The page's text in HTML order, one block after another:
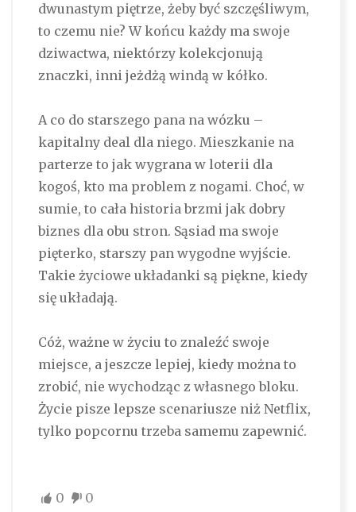
dwunastym piętrze, żeby być szczęśliwym,
to czemu nie? W końcu każdy ma swoje
dziwactwa, niektórzy kolekcjonują
znaczki, inni jeżdżą windą w kółko.
A co do starszego pana na wózku –
kapitalny deal dla niego. Mieszkanie na
parterze to jak wygrana w loterii dla
kogoś, kto ma problem z nogami. Choć, w
sumie, to cała historia brzmi jak dobry
biznes dla obu stron. Sąsiad ma swoje
pięterko, starszy pan wygodne wyjście.
Takie życiowe układanki są piękne, kiedy
się układają.
Cóż, ważne w życiu to znaleźć swoje
miejsce, a jeszcze lepiej, kiedy można to
zrobić, nie wychodząc z własnego bloku.
Życie pisze lepsze scenariusze niż Netflix,
tylko popcornu trzeba samemu zapewnić.
0 0